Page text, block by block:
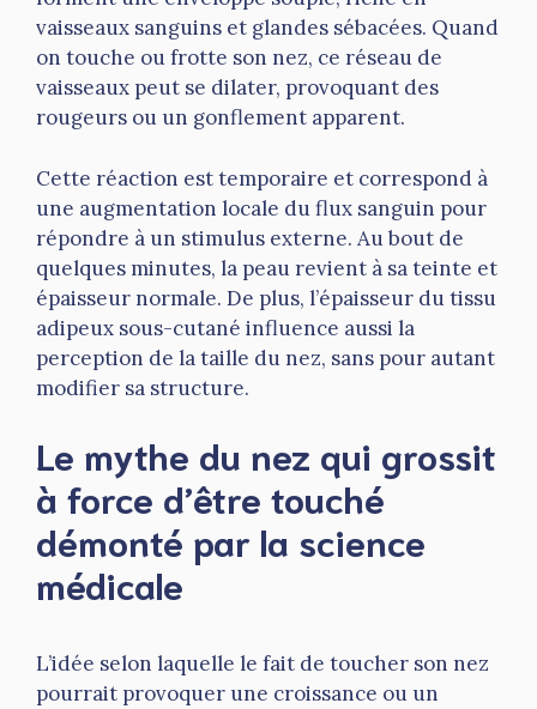
vaisseaux sanguins et glandes sébacées. Quand
on touche ou frotte son nez, ce réseau de
vaisseaux peut se dilater, provoquant des
rougeurs ou un gonflement apparent.
Cette réaction est temporaire et correspond à
une augmentation locale du flux sanguin pour
répondre à un stimulus externe. Au bout de
quelques minutes, la peau revient à sa teinte et
épaisseur normale. De plus, l’épaisseur du tissu
adipeux sous-cutané influence aussi la
perception de la taille du nez, sans pour autant
modifier sa structure.
Le mythe du nez qui grossit
à force d’être touché
démonté par la science
médicale
L’idée selon laquelle le fait de toucher son nez
pourrait provoquer une croissance ou un